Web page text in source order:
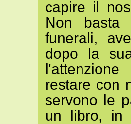
capire il
Non
funerali,
dopo la
restare con
servono le
un libro, in